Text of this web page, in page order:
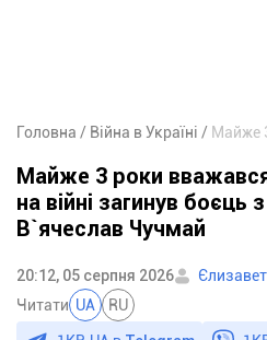
Головна Війна в Україні
Майже 3 роки
на війні загинув боєць
В`ячеслав Чучмай
20:12, 05 серпня 2026
Читати UA RU